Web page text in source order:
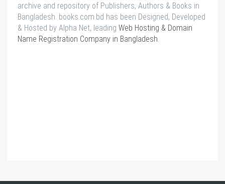
archive and repository of Publishers, Authors & Books in
Bangladesh. books.com.bd has been Designed, Developed
& Hosted by Alpha Net, leading Web Hosting & Domain
Name Registration Company in Bangladesh